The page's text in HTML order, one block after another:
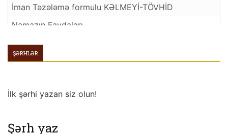
İman Təzələmə formulu KƏLMEYİ-TÖVHİD
Namazın Faydaları
HAQQ DOSTLARINDAN HİKMƏTLƏR
Allahı Murad Etmək-2
Bidət
El ağsaqqalı Abdullah MAHMUDOV:
ŞƏRHLƏR
İlk şərhi yazan siz olun!
Şərh yaz